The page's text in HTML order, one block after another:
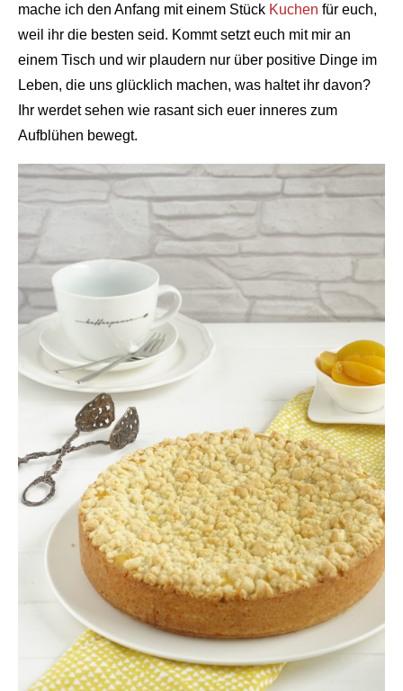
mache ich den Anfang mit einem Stück Kuchen für euch,
weil ihr die besten seid. Kommt setzt euch mit mir an
einem Tisch und wir plaudern nur über positive Dinge im
Leben, die uns glücklich machen, was haltet ihr davon?
Ihr werdet sehen wie rasant sich euer inneres zum
Aufblühen bewegt.